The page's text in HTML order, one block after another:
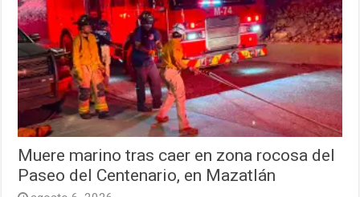
Muere marino tras caer en zona rocosa del
Paseo del Centenario, en Mazatlán